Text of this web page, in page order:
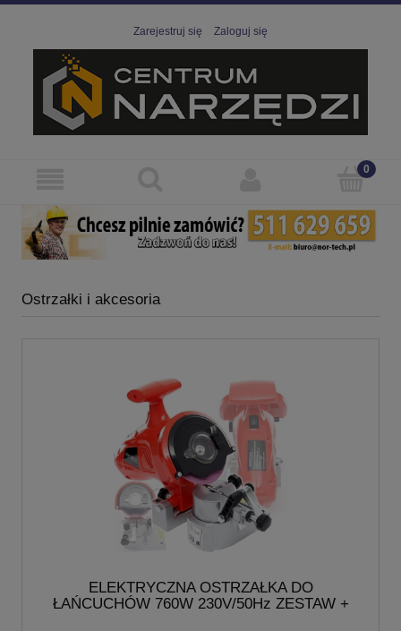
Zarejestruj się Zaloguj się
Ostrzałki i akcesoria
ELEKTRYCZNA OSTRZAŁKA DO
ŁAŃCUCHÓW 760W 230V/50Hz ZESTAW +